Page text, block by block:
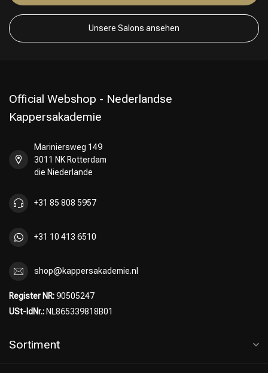
Unsere Salons ansehen
Official Webshop - Nederlandse
Kappersakademie
Mariniersweg 149
3011 NK Rotterdam
die Niederlande
+31 85 808 5957
+31 10 413 6510
shop@kappersakademie.nl
Register NR:90505247
USt-IdNr.: NL865339818B01
Sortiment